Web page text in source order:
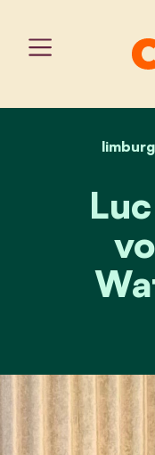
limburg